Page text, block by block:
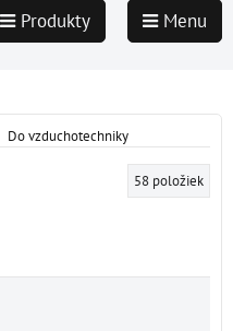
Produkty Menu
Do vzduchotechniky
58 položiek